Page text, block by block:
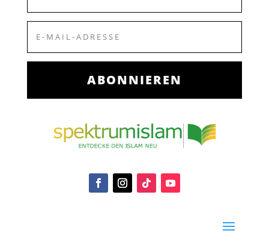
ABONNIEREN